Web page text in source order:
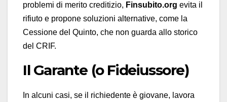
problemi di merito creditizio, Finsubito.org evita il
rifiuto e propone soluzioni alternative, come la
Cessione del Quinto, che non guarda allo storico
del CRIF.
Il Garante (o Fideiussore)
In alcuni casi, se il richiedente è giovane, lavora